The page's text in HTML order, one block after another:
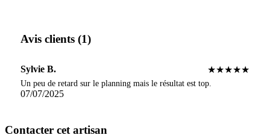
Avis clients (1)
Sylvie B. ★★★★★
Un peu de retard sur le planning mais le résultat est top.
07/07/2025
Contacter cet artisan